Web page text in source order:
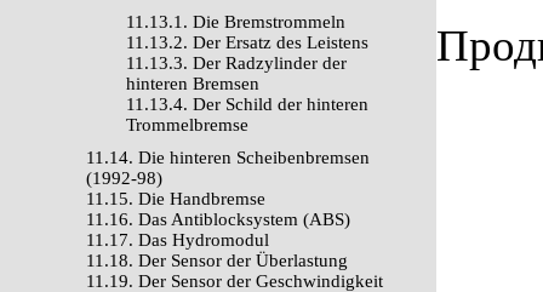
11.13.1. Die Bremstrommeln
11.13.2. Der Ersatz des Leistens
11.13.3. Der Radzylinder der
hinteren Bremsen
11.13.4. Der Schild der hinteren
Trommelbremse
11.14. Die hinteren Scheibenbremsen
(1992-98)
11.15. Die Handbremse
11.16. Das Antiblocksystem (ABS)
11.17. Das Hydromodul
11.18. Der Sensor der Überlastung
11.19. Der Sensor der Geschwindigkeit